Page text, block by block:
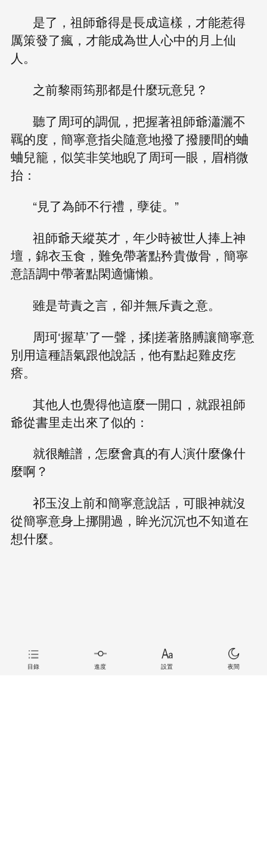
是了，祖師爺得是長成這樣，才能惹得
厲策發了瘋，才能成為世人心中的月上仙
人。
之前黎雨筠那都是什麼玩意兒？
聽了周珂的調侃，把握著祖師爺瀟灑不
羈的度，簡寧意指尖隨意地撥了撥腰間的蛐
蛐兒籠，似笑非笑地睨了周珂一眼，眉梢微
抬：
“見了為師不行禮，孽徒。”
祖師爺天縱英才，年少時被世人捧上神
壇，錦衣玉食，難免帶著點矜貴傲骨，簡寧
意語調中帶著點閑適慵懶。
雖是苛責之言，卻并無斥責之意。
周珂‘握草’了一聲，揉|搓著胳膊讓簡寧意
別用這種語氣跟他說話，他有點起雞皮疙
瘩。
其他人也覺得他這麼一開口，就跟祖師
爺從書里走出來了似的：
就很離譜，怎麼會真的有人演什麼像什
麼啊？
祁玉沒上前和簡寧意說話，可眼神就沒
從簡寧意身上挪開過，眸光沉沉也不知道在
想什麼。
目錄 進度 設置 夜間